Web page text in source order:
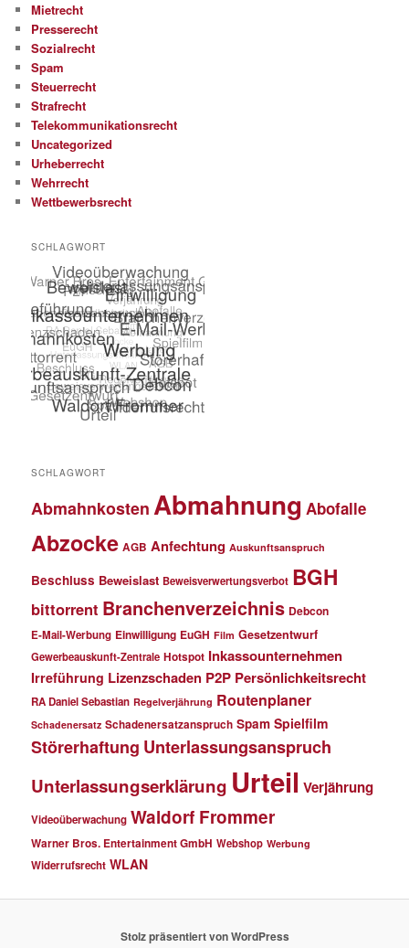
Mietrecht
Presserecht
Sozialrecht
Spam
Steuerrecht
Strafrecht
Telekommunikationsrecht
Uncategorized
Urheberrecht
Wehrrecht
Wettbewerbsrecht
SCHLAGWORT
SCHLAGWORT
Abmahnkosten Abmahnung Abofalle
Abzocke AGB Anfechtung Auskunftsanspruch
Beschluss Beweislast Beweisverwertungsverbot BGH
bittorrent Branchenverzeichnis Debcon
E-Mail-Werbung Einwilligung EuGH Film Gesetzentwurf
Gewerbeauskunft-Zentrale Hotspot Inkassounternehmen
Irreführung Lizenzschaden P2P Persönlichkeitsrecht
RA Daniel Sebastian Regelverjährung Routenplaner
Schadenersatz Schadenersatzanspruch Spam Spielfilm
Störerhaftung Unterlassungsanspruch
Unterlassungserklärung Urteil Verjährung
Videoüberwachung Waldorf Frommer
Warner Bros. Entertainment GmbH Webshop Werbung
Widerrufsrecht WLAN
Stolz präsentiert von WordPress